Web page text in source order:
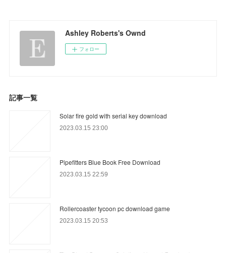
Ashley Roberts's Ownd
フォロー
記事一覧
Solar fire gold with serial key download
2023.03.15 23:00
Pipefitters Blue Book Free Download
2023.03.15 22:59
Rollercoaster tycoon pc download game
2023.03.15 20:53